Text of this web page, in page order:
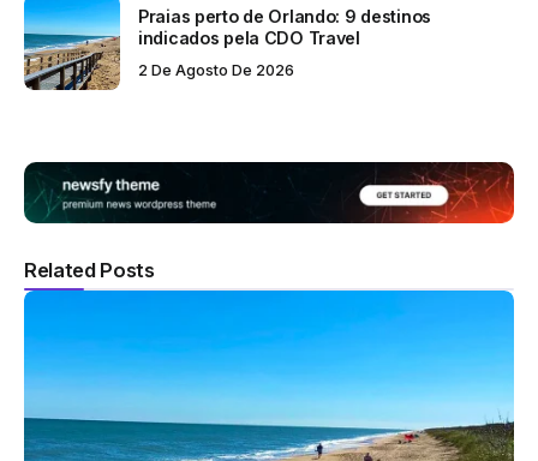
Praias perto de Orlando: 9 destinos
indicados pela CDO Travel
2 De Agosto De 2026
Related Posts